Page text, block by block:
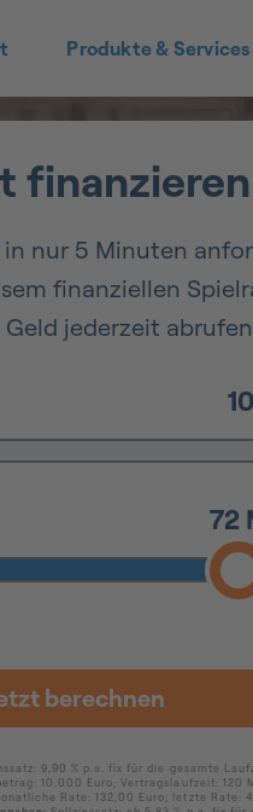
Produkte & Services
finanzieren
nur 5 Minuten
finanziellen
Geld jederzeit abrufen